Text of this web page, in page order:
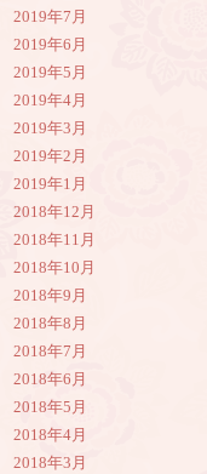
2019年7月
2019年6月
2019年5月
2019年4月
2019年3月
2019年2月
2019年1月
2018年12月
2018年11月
2018年10月
2018年9月
2018年8月
2018年7月
2018年6月
2018年5月
2018年4月
2018年3月